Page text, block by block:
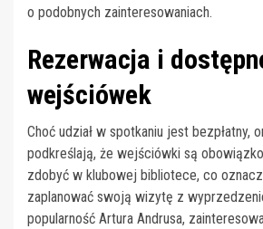
o podobnych zainteresowaniach.
Rezerwacja i
wejściówek
Choć udział w spotkaniu jest bezpłatny,
podkreślają, że wejściówki są
zdobyć w klubowej bibliotece, co
zaplanować swoją wizytę z
popularność Artura Andrusa,